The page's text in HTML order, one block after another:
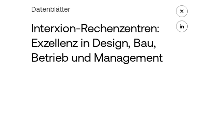
Über uns
Datenblätter
Interxion-Rechenzentren:
Exzellenz in Design, Bau,
Betrieb und Management